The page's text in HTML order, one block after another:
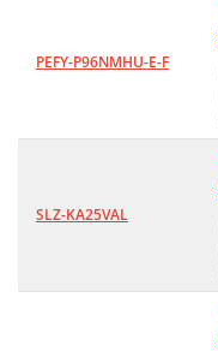
PEFY-P96NMHU-E-F
SLZ-KA25VAL